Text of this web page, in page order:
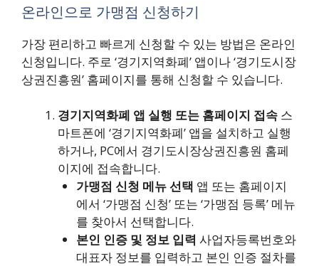
온라인으로 가맹점 신청하기
가장 편리하고 빠르게 신청할 수 있는 방법은 온라인
신청입니다. 주로 ‘경기지역화폐’ 앱이나 ‘경기도시장
상권진흥원’ 홈페이지를 통해 신청할 수 있습니다.
경기지역화폐 앱 실행 또는 홈페이지 접속 스
마트폰에 ‘경기지역화폐’ 앱을 설치하고 실행
하거나, PC에서 경기도시장상권진흥원 홈페
이지에 접속합니다.
가맹점 신청 메뉴 선택 앱 또는 홈페이지
에서 ‘가맹점 신청’ 또는 ‘가맹점 등록’ 메뉴
를 찾아서 선택합니다.
본인 인증 및 정보 입력 사업자등록번호와
대표자 정보를 입력하고 본인 인증 절차를